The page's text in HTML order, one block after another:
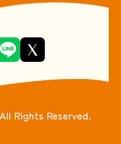
Rights Reserved.